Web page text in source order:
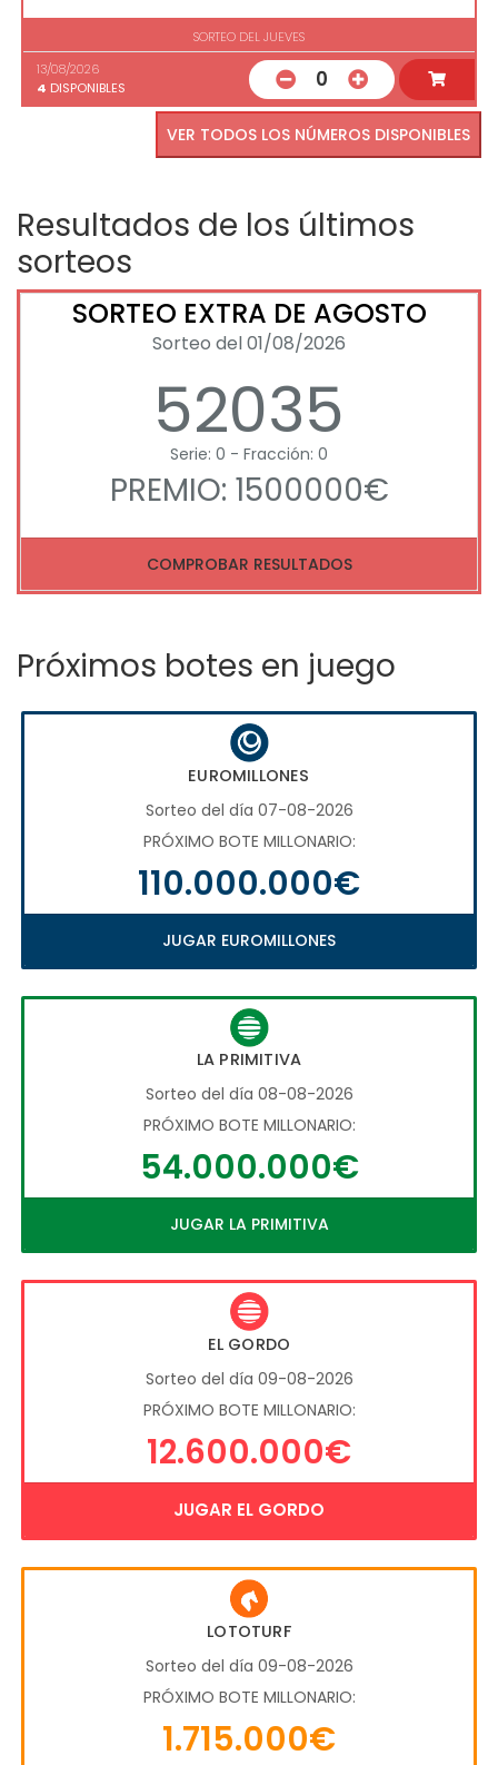
SORTEO DEL JUEVES
13/08/2026
4 DISPONIBLES 0
VER TODOS LOS NÚMEROS DISPONIBLES
Resultados de los últimos
sorteos
SORTEO EXTRA DE AGOSTO
Sorteo del 01/08/2026
52035
Serie: 0 - Fracción: 0
PREMIO: 1500000€
COMPROBAR RESULTADOS
Próximos botes en juego
EUROMILLONES
Sorteo del día 07-08-2026
PRÓXIMO BOTE MILLONARIO:
110.000.000€
JUGAR EUROMILLONES
LA PRIMITIVA
Sorteo del día 08-08-2026
PRÓXIMO BOTE MILLONARIO:
54.000.000€
JUGAR LA PRIMITIVA
EL GORDO
Sorteo del día 09-08-2026
PRÓXIMO BOTE MILLONARIO:
12.600.000€
JUGAR EL GORDO
LOTOTURF
Sorteo del día 09-08-2026
PRÓXIMO BOTE MILLONARIO:
1.715.000€